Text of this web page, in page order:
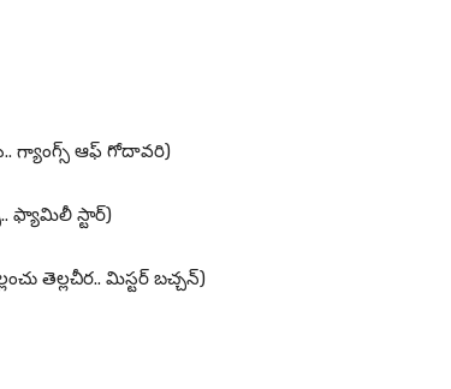
గ్యాంగ్స్ ఆఫ్ గోదావరి)
ఫ్యామిలీ స్టార్)
తెల్లచీర.. మిస్టర్ బచ్చన్)